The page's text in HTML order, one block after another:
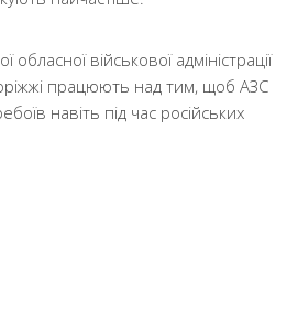
обласної військової адміністрації
працюють над тим, щоб АЗС
навіть під час російських